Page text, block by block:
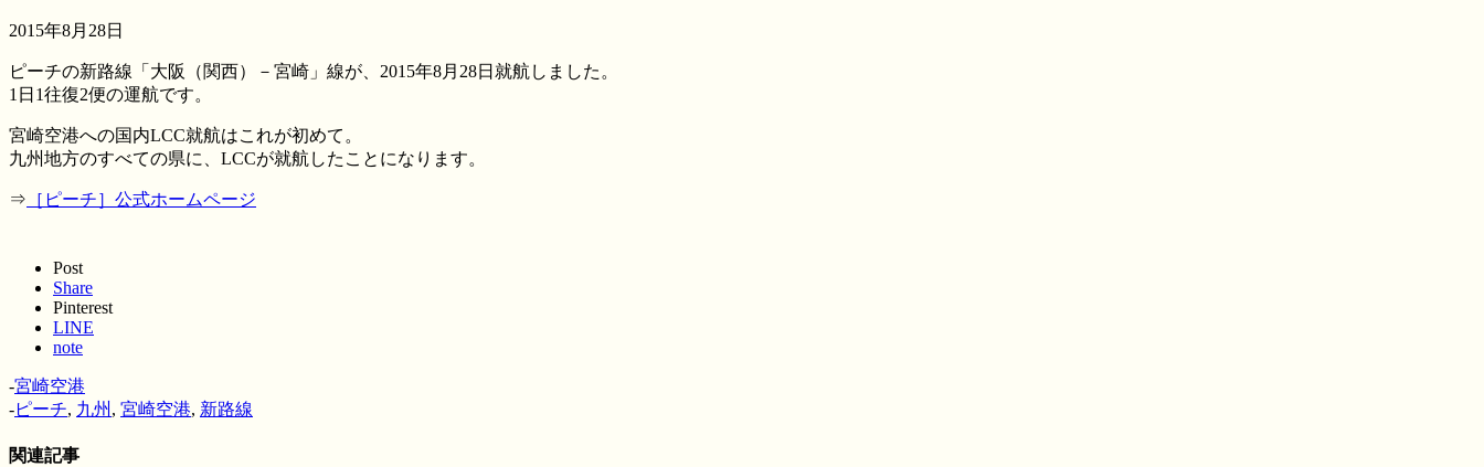
2015年8月28日
ピーチの新路線「大阪（関西）－宮崎」線が、2015年8月28日就航しました。
1日1往復2便の運航です。
宮崎空港への国内LCC就航はこれが初めて。
九州地方のすべての県に、LCCが就航したことになります。
⇒ ［ピーチ］公式ホームページ
Post
Share
Pinterest
LINE
note
-宮崎空港
-ピーチ, 九州 , 宮崎空港, 新路線
関連記事